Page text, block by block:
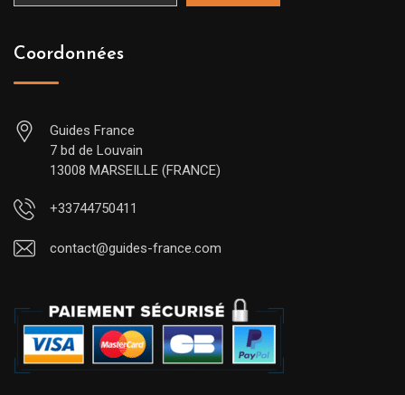
Coordonnées
Guides France
7 bd de Louvain
13008 MARSEILLE (FRANCE)
+33744750411
contact@guides-france.com